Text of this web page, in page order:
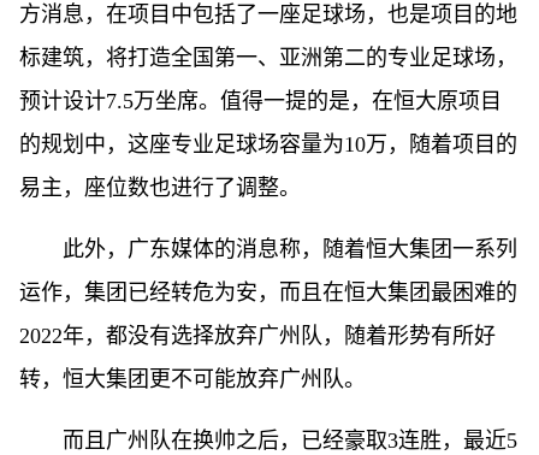
方消息，在项目中包括了一座足球场，也是项目的地
标建筑，将打造全国第一、亚洲第二的专业足球场，
预计设计7.5万坐席。值得一提的是，在恒大原项目
的规划中，这座专业足球场容量为10万，随着项目的
易主，座位数也进行了调整。
此外，广东媒体的消息称，随着恒大集团一系列
运作，集团已经转危为安，而且在恒大集团最困难的
2022年，都没有选择放弃广州队，随着形势有所好
转，恒大集团更不可能放弃广州队。
而且广州队在换帅之后，已经豪取3连胜，最近5